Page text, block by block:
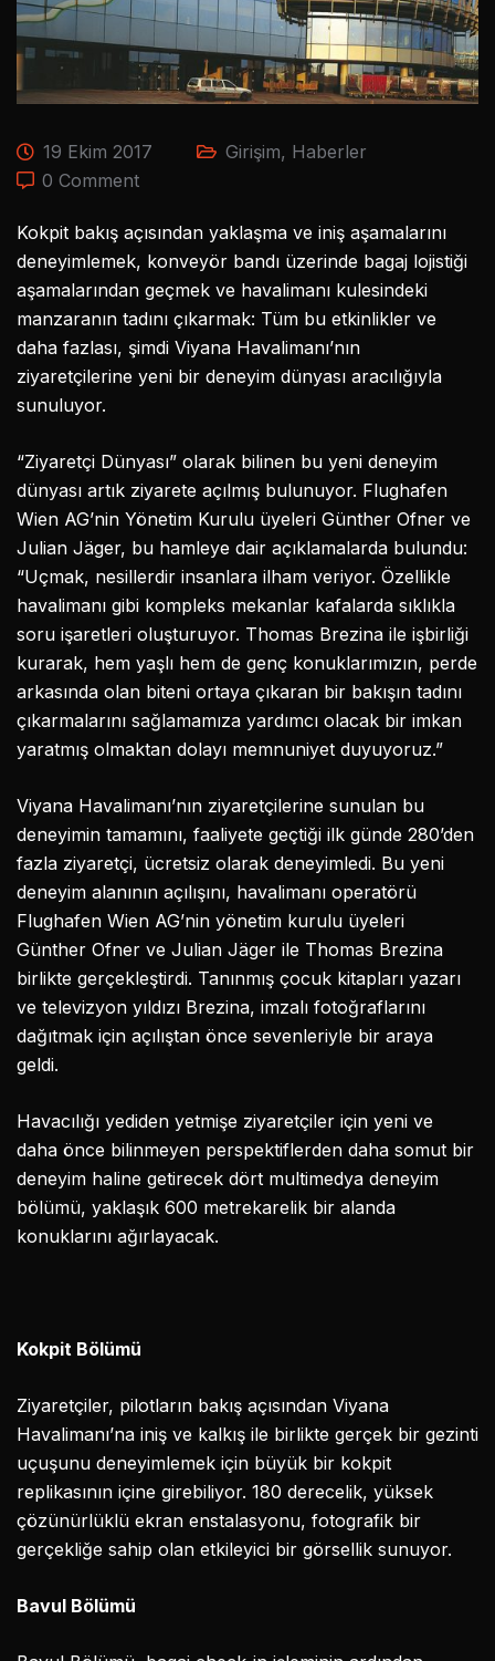
19 Ekim 2017 Girişim, Haberler
0 Comment
Kokpit bakış açısından yaklaşma ve iniş aşamalarını
deneyimlemek, konveyör bandı üzerinde bagaj lojistiği
aşamalarından geçmek ve havalimanı kulesindeki
manzaranın tadını çıkarmak: Tüm bu etkinlikler ve
daha fazlası, şimdi Viyana Havalimanı’nın
ziyaretçilerine yeni bir deneyim dünyası aracılığıyla
sunuluyor.
“Ziyaretçi Dünyası” olarak bilinen bu yeni deneyim
dünyası artık ziyarete açılmış bulunuyor. Flughafen
Wien AG’nin Yönetim Kurulu üyeleri Günther Ofner ve
Julian Jäger, bu hamleye dair açıklamalarda bulundu:
“Uçmak, nesillerdir insanlara ilham veriyor. Özellikle
havalimanı gibi kompleks mekanlar kafalarda sıklıkla
soru işaretleri oluşturuyor. Thomas Brezina ile işbirliği
kurarak, hem yaşlı hem de genç konuklarımızın, perde
arkasında olan biteni ortaya çıkaran bir bakışın tadını
çıkarmalarını sağlamamıza yardımcı olacak bir imkan
yaratmış olmaktan dolayı memnuniyet duyuyoruz.”
Viyana Havalimanı’nın ziyaretçilerine sunulan bu
deneyimin tamamını, faaliyete geçtiği ilk günde 280’den
fazla ziyaretçi, ücretsiz olarak deneyimledi. Bu yeni
deneyim alanının açılışını, havalimanı operatörü
Flughafen Wien AG’nin yönetim kurulu üyeleri
Günther Ofner ve Julian Jäger ile Thomas Brezina
birlikte gerçekleştirdi. Tanınmış çocuk kitapları yazarı
ve televizyon yıldızı Brezina, imzalı fotoğraflarını
dağıtmak için açılıştan önce sevenleriyle bir araya
geldi.
Havacılığı yediden yetmişe ziyaretçiler için yeni ve
daha önce bilinmeyen perspektiflerden daha somut bir
deneyim haline getirecek dört multimedya deneyim
bölümü, yaklaşık 600 metrekarelik bir alanda
konuklarını ağırlayacak.
Kokpit Bölümü
Ziyaretçiler, pilotların bakış açısından Viyana
Havalimanı’na iniş ve kalkış ile birlikte gerçek bir gezinti
uçuşunu deneyimlemek için büyük bir kokpit
replikasının içine girebiliyor. 180 derecelik, yüksek
çözünürlüklü ekran enstalasyonu, fotografik bir
gerçekliğe sahip olan etkileyici bir görsellik sunuyor.
Bavul Bölümü